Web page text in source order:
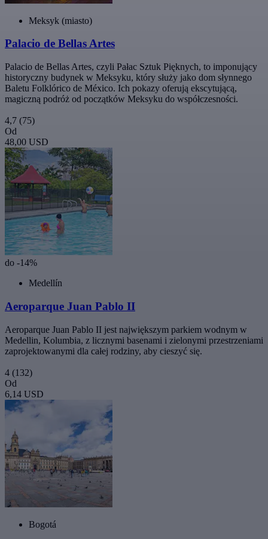
Meksyk (miasto)
Palacio de Bellas Artes
Palacio de Bellas Artes, czyli Pałac Sztuk Pięknych, to imponujący
historyczny budynek w Meksyku, który służy jako dom słynnego
Baletu Folklórico de México. Ich pokazy oferują ekscytującą,
magiczną podróż od początków Meksyku do współczesności.
4,7 (75)
Od
48,00 USD
do -14%
Medellín
Aeroparque Juan Pablo II
Aeroparque Juan Pablo II jest największym parkiem wodnym w
Medellin, Kolumbia, z licznymi basenami i zielonymi przestrzeniami
zaprojektowanymi dla całej rodziny, aby cieszyć się.
4 (132)
Od
6,14 USD
Bogotá